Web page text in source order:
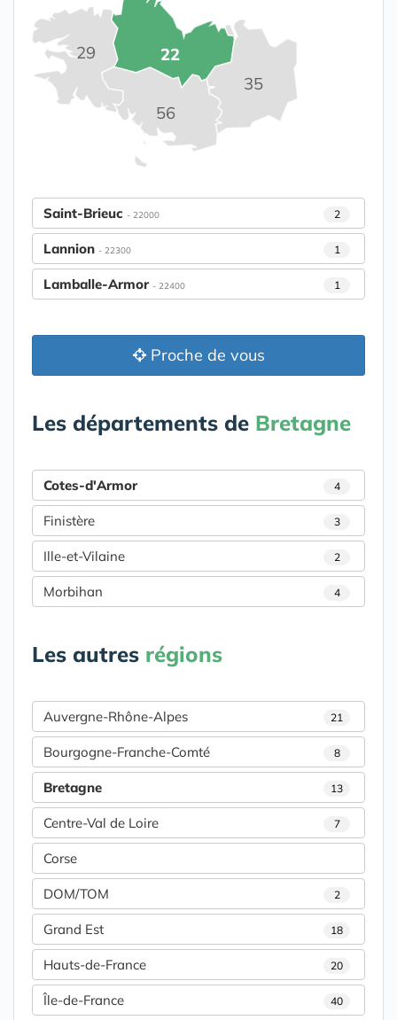
22
29
35
56
Saint-Brieuc - 22000 2
Lannion - 22300 1
Lamballe-Armor - 22400 1
Proche de vous
Les départements de Bretagne
Cotes-d'Armor 4
Finistère 3
Ille-et-Vilaine 2
Morbihan 4
Les autres régions
Auvergne-Rhône-Alpes 21
Bourgogne-Franche-Comté 8
Bretagne 13
Centre-Val de Loire 7
Corse
DOM/TOM 2
Grand Est 18
Hauts-de-France 20
Île-de-France 40